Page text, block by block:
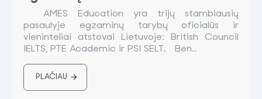
AMES Education yra trijų stambiausių
pasaulyje egzaminų tarybų oficialūs ir
vieninteliai atstovai Lietuvoje: British Council
IELTS, PTE Academic ir PSI SELT. Ben..
PLAČIAU